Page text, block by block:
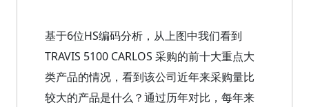
基于6位HS编码分析，从上图中我们看到
TRAVIS 5100 CARLOS 采购的前十大重点大
类产品的情况，看到该公司近年来采购量比
较大的产品是什么？通过历年对比，每年来